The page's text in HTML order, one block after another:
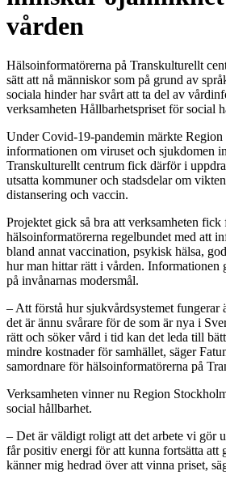
vården
Hälsoinformatörerna på Transkulturellt
sätt att nå människor som på grund av
sociala hinder har svårt att ta del av
verksamheten Hållbarhetspriset för social
Under Covid-19-pandemin märkte
informationen om viruset och sjukdomen
Transkulturellt centrum fick därför i
utsatta kommuner och stadsdelar om
distansering och vaccin.
Projektet gick så bra att verksamheten
hälsoinformatörerna regelbundet med att
bland annat vaccination, psykisk hälsa,
hur man hittar rätt i vården. Informationen
på invånarnas modersmål.
– Att förstå hur sjukvårdsystemet fungerar
det är ännu svårare för de som är nya i
rätt och söker vård i tid kan det leda till
mindre kostnader för samhället, säger
samordnare för hälsoinformatörerna på
Verksamheten vinner nu Region
social hållbarhet.
– Det är väldigt roligt att det arbete vi gör
får positiv energi för att kunna fortsätta att
känner mig hedrad över att vinna priset,